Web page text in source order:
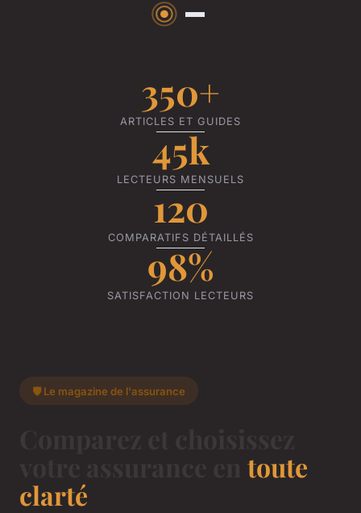
350+
ARTICLES ET GUIDES
45k
LECTEURS MENSUELS
120
COMPARATIFS DÉTAILLÉS
98%
SATISFACTION LECTEURS
🛡️ Le magazine de l'assurance
toute
clarté